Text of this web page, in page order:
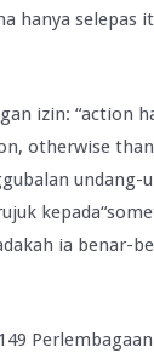
hanya selepas
izin: “action
otherwise
undang-
ia benar-